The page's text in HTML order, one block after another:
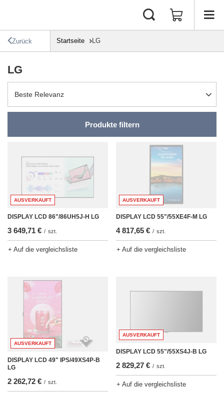
Zurück Startseite LG
LG
Sortierung ändern
Beste Relevanz
Produkte filtern
AUSVERKAUFT
DISPLAY LCD 86"/86UH5J-H LG
3 649,71 € / szt.
+ Auf die vergleichsliste
AUSVERKAUFT
DISPLAY LCD 55"/55XE4F-M LG
4 817,65 € / szt.
+ Auf die vergleichsliste
AUSVERKAUFT
DISPLAY LCD 49" IPS/49XS4P-B
LG
2 262,72 € / szt.
AUSVERKAUFT
DISPLAY LCD 55"/55XS4J-B LG
2 829,27 € / szt.
+ Auf die vergleichsliste